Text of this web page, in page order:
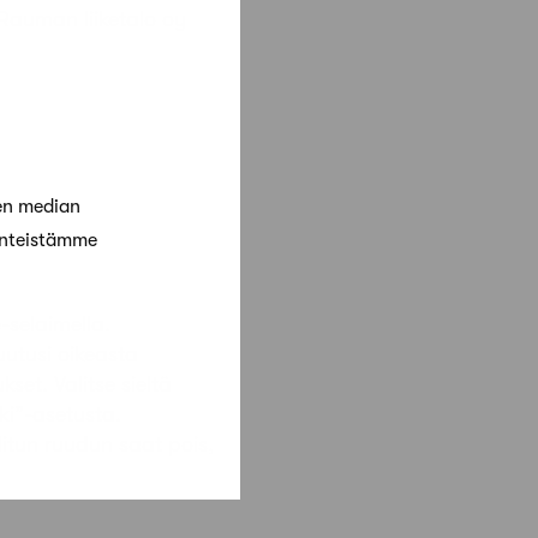
median
oikeasta
Valitse sieltä
asetusta.
ruudun saat pois,